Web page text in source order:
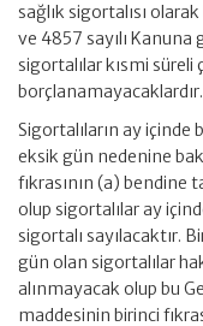
sağlık sigortalısı
ve 4857 sayılı Kanuna
sigortalılar kısmi süreli
borçlanamayacaklardır.
Sigortalıların ay içinde
eksik gün nedenine
fıkrasının (a) bendine
olup sigortalılar ay
sigortalı sayılacaktır.
gün olan sigortalılar
alınmayacak olup bu
maddesinin birinci